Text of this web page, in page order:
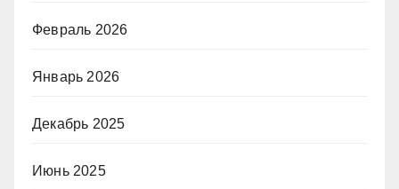
Февраль 2026
Январь 2026
Декабрь 2025
Июнь 2025